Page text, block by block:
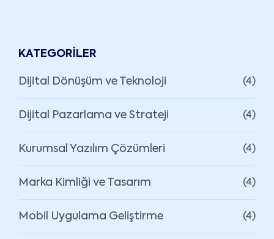
KATEGORILER
Dijital Dönüşüm ve Teknoloji (4)
Dijital Pazarlama ve Strateji (4)
Kurumsal Yazılım Çözümleri (4)
Marka Kimliği ve Tasarım (4)
Mobil Uygulama Geliştirme (4)